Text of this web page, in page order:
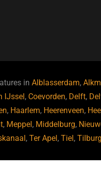
in Alblasserdam,
IJssel, Coevorden, Delft,
, Haarlem, Heerenveen,
, Meppel, Middelburg,
, Ter Apel, Tiel, Tilburg